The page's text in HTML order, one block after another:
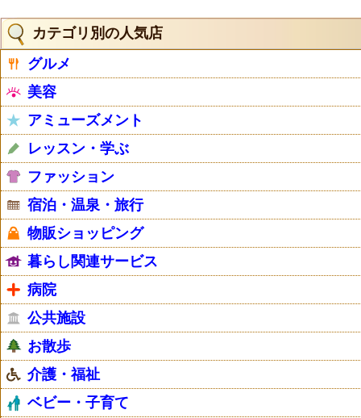
カテゴリ別の人気店
グルメ
美容
アミューズメント
レッスン・学ぶ
ファッション
宿泊・温泉・旅行
物販ショッピング
暮らし関連サービス
病院
公共施設
お散歩
介護・福祉
ベビー・子育て